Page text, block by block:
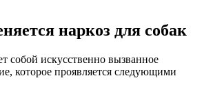
наркоз для собак
собой искусственно вызванное
которое проявляется следующими